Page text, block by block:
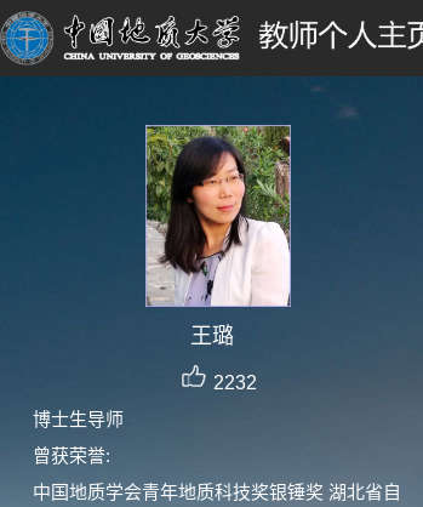
王璐
2232
博士生导师
曾获荣誉:
中国地质学会青年地质科技奖银锤奖 湖北省自